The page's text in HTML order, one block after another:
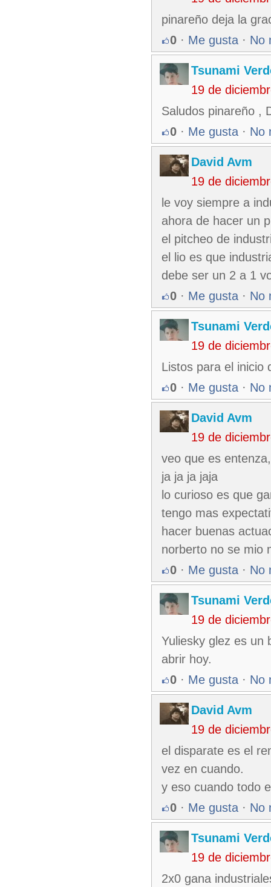
pinareño deja la
0 · Me gusta · No
Tsunami
19 de
Saludos pinareño ,
0 · Me gusta · No
David Avm
19 de
le voy siempre a
ahora de hacer un
el pitcheo de
el lio es que
debe ser un 2 a 1
0 · Me gusta · No
Tsunami
19 de
Listos para el inicio
0 · Me gusta · No
David Avm
19 de
veo que es
ja ja ja jaja
lo curioso es que
tengo mas
hacer buenas
norberto no se mio
0 · Me gusta · No
Tsunami
19 de
Yuliesky glez es un
abrir hoy.
0 · Me gusta · No
David Avm
19 de
el disparate es el
vez en cuando.
y eso cuando todo
0 · Me gusta · No
Tsunami
19 de
2x0 gana